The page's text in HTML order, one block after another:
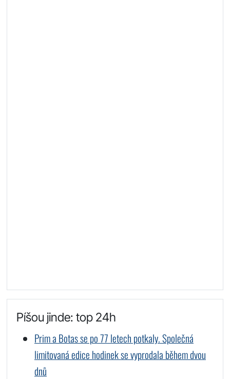
Píšou jinde: top 24h
Prim a Botas se po 77 letech potkaly. Společná
limitovaná edice hodinek se vyprodala během dvou
dnů